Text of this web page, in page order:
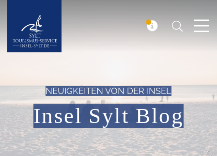
Insel Sylt Suchen
NEUIGKEITEN VON DER INSEL
Insel Sylt Blog